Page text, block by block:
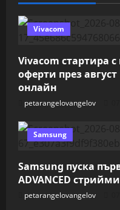
Vivacom
Vivacom стартира
оферти през август
онлайн
petarangelovangelov
Samsung
Samsung пуска
ADVANCED
petarangelovangelov